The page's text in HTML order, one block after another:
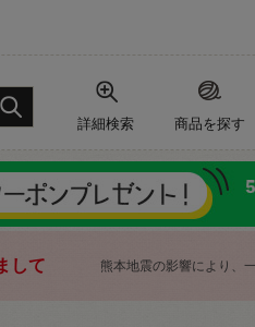
詳細検索 商品を探す
して 熊本地震の影響により、